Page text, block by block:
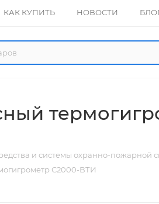
КАК КУПИТЬ НОВОСТИ
и системы охранно-пожарной
С2000-ВТИ